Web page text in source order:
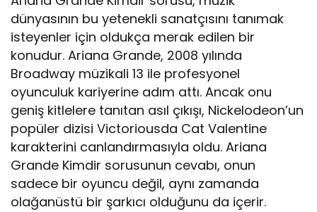
dünyasının bu yetenekli sanatçısını tanımak
isteyenler için oldukça merak edilen bir
konudur. Ariana Grande, 2008 yılında
Broadway müzikali 13 ile profesyonel
oyunculuk kariyerine adım attı. Ancak onu
geniş kitlelere tanıtan asıl çıkışı, Nickelodeon’un
popüler dizisi Victoriousda Cat Valentine
karakterini canlandırmasıyla oldu. Ariana
Grande Kimdir sorusunun cevabı, onun
sadece bir oyuncu değil, aynı zamanda
olağanüstü bir şarkıcı olduğunu da içerir.